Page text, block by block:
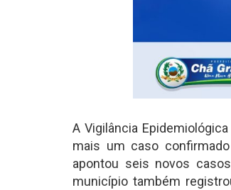
A Vigilância
mais um caso
apontou seis novos
município também